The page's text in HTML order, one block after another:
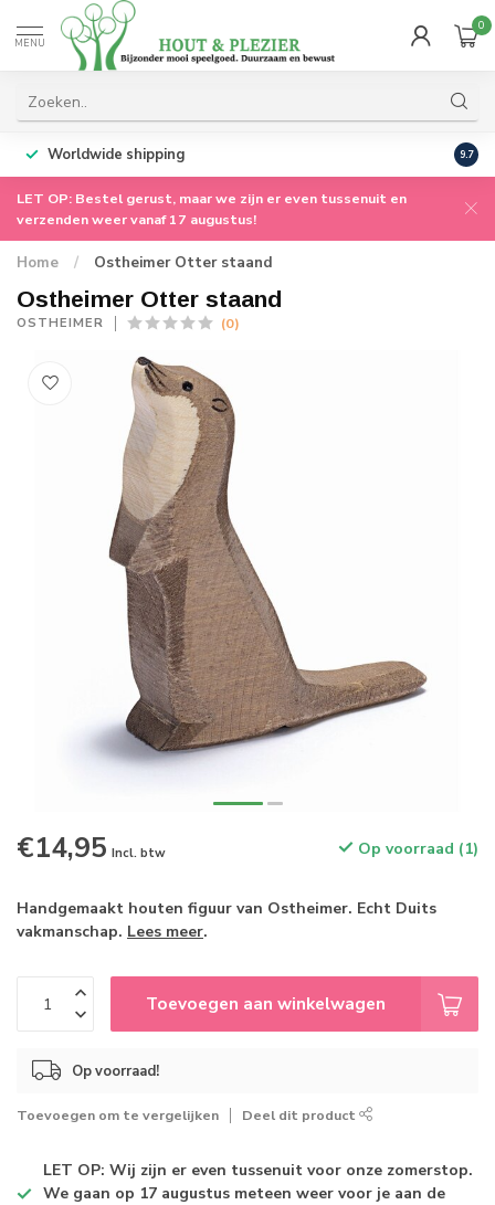
MENU
0
Worldwide shipping 9.7
LET OP: Bestel gerust, maar we zijn er even tussenuit en
verzenden weer vanaf 17 augustus!
Home / Ostheimer Otter staand
Ostheimer Otter staand
OSTHEIMER (0)
€14,95 Incl. btw Op voorraad (1)
Handgemaakt houten figuur van Ostheimer. Echt Duits
vakmanschap. Lees meer.
Toevoegen aan winkelwagen
Op voorraad!
Toevoegen om te vergelijken Deel dit product
LET OP: Wij zijn er even tussenuit voor onze zomerstop.
We gaan op 17 augustus meteen weer voor je aan de